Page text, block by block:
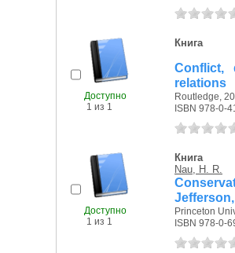
Доступно
1 из 1
Книга
Conflict,
relations
Routledge,
ISBN 978-0-
Доступно
1 из 1
Книга
Nau, H. R.
Princeton
ISBN 978-0-